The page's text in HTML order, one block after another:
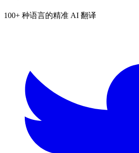
100+ 种语言的精准 AI 翻译